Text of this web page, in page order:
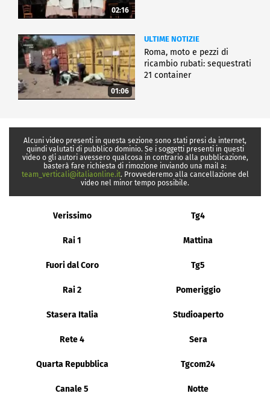
02:16
01:06
ULTIME NOTIZIE
Roma, moto e pezzi di
ricambio rubati: sequestrati
21 container
Alcuni video presenti in questa sezione sono stati presi da internet,
quindi valutati di pubblico dominio. Se i soggetti presenti in questi
video o gli autori avessero qualcosa in contrario alla pubblicazione,
basterà fare richiesta di rimozione inviando una mail a:
team_verticali@italiaonline.it. Provvederemo alla cancellazione del
video nel minor tempo possibile.
Verissimo Tg4
Rai 1 Mattina
Fuori dal Coro Tg5
Rai 2 Pomeriggio
Stasera Italia Studioaperto
Rete 4 Sera
Quarta Repubblica Tgcom24
Canale 5 Notte